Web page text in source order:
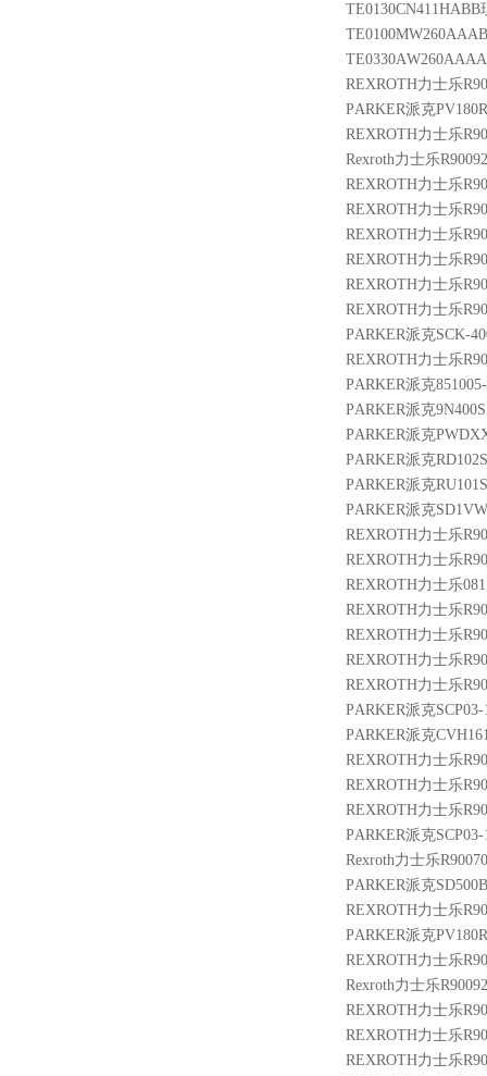
TE0130CN411HABB
REXROTH力士乐
PARKER派克
REXROTH力士乐
Rexroth力士乐
REXROTH力士乐
REXROTH力士乐
REXROTH力士乐
REXROTH力士乐
REXROTH力士乐
REXROTH力士乐
PARKER派克SCK-
REXROTH力士乐
PARKER派克
PARKER派克9N400S
PARKER派克
PARKER派克
PARKER派克
PARKER派克
REXROTH力士乐
REXROTH力士乐
REXROTH力士乐
REXROTH力士乐
REXROTH力士乐
REXROTH力士乐
REXROTH力士乐
PARKER派克SCP03-
PARKER派克
REXROTH力士乐
REXROTH力士乐
REXROTH力士乐
PARKER派克SCP03-
Rexroth力士乐
PARKER派克
REXROTH力士乐
PARKER派克
REXROTH力士乐
Rexroth力士乐
REXROTH力士乐
REXROTH力士乐
REXROTH力士乐